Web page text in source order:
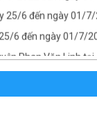
Phan Văn Linh
Vũ Thành Công tại